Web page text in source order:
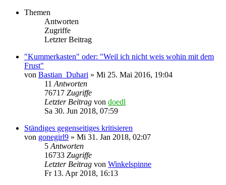
Themen
Antworten
Zugriffe
Letzter Beitrag
"Kummerkasten" oder: "Weil ich nicht weis wohin mit dem
Frust"
von Bastian_Duhari » Mi 25. Mai 2016, 19:04
11 Antworten
76717 Zugriffe
Letzter Beitrag von doedl
Sa 30. Jun 2018, 07:59
Ständiges gegenseitiges kritisieren
von gonegirl9 » Mi 31. Jan 2018, 02:07
5 Antworten
16733 Zugriffe
Letzter Beitrag von Winkelspinne
Fr 13. Apr 2018, 16:13